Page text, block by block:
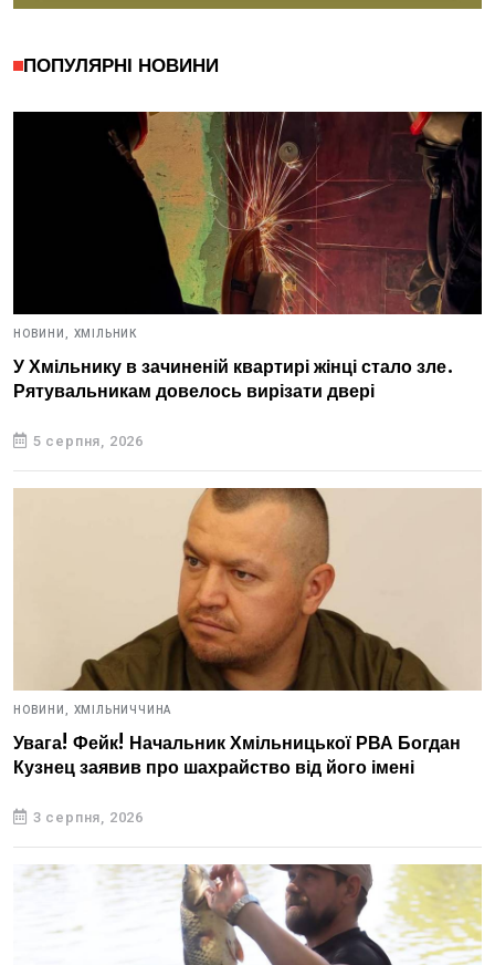
ПОПУЛЯРНІ НОВИНИ
НОВИНИ, ХМІЛЬНИК
У Хмільнику в зачиненій квартирі жінці стало зле.
Рятувальникам довелось вирізати двері
5 серпня, 2026
НОВИНИ, ХМІЛЬНИЧЧИНА
Увага! Фейк! Начальник Хмільницької РВА Богдан
Кузнец заявив про шахрайство від його імені
3 серпня, 2026